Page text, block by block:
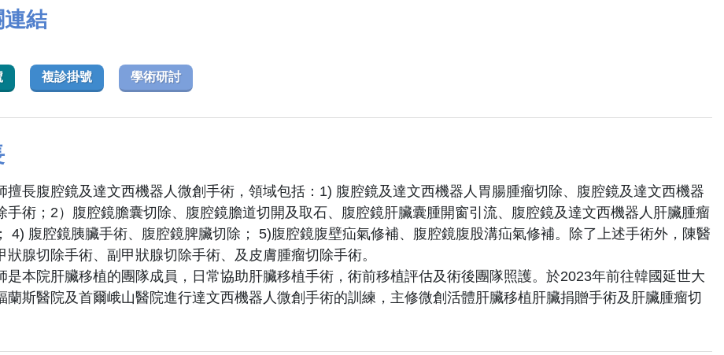
結
複診掛號 學術研討
擅長腹腔鏡及達文西機器人微創手術，領域包括：1) 腹腔鏡及達文西機器人胃腸腫瘤切除、腹腔鏡及達文西機器
手術；2）腹腔鏡膽囊切除、腹腔鏡膽道切開及取石、腹腔鏡肝臟囊腫開窗引流、腹腔鏡及達文西機器人肝臟腫瘤
4) 腹腔鏡胰臟手術、腹腔鏡脾臟切除； 5)腹腔鏡腹壁疝氣修補、腹腔鏡腹股溝疝氣修補。除了上述手術外，陳醫
狀腺切除手術、副甲狀腺切除手術、及皮膚腫瘤切除手術。
是本院肝臟移植的團隊成員，日常協助肝臟移植手術，術前移植評估及術後團隊照護。於2023年前往韓國延世大
蘭斯醫院及首爾峨山醫院進行達文西機器人微創手術的訓練，主修微創活體肝臟移植肝臟捐贈手術及肝臟腫瘤切